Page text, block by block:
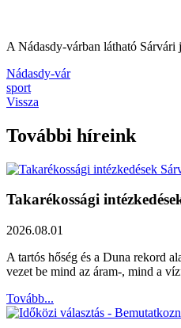
A Nádasdy-várban látható
Nádasdy-vár
sport
Vissza
További híreink
Takarékossági
2026.08.01
A tartós hőség és a Duna rekord
vezet be mind az áram-, mind a
Tovább...